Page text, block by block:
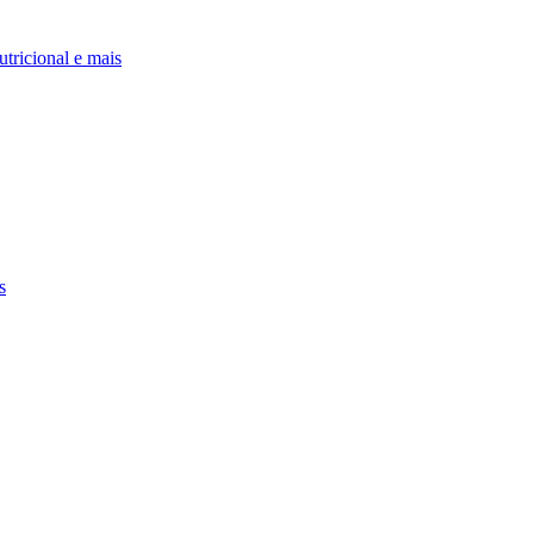
e mais